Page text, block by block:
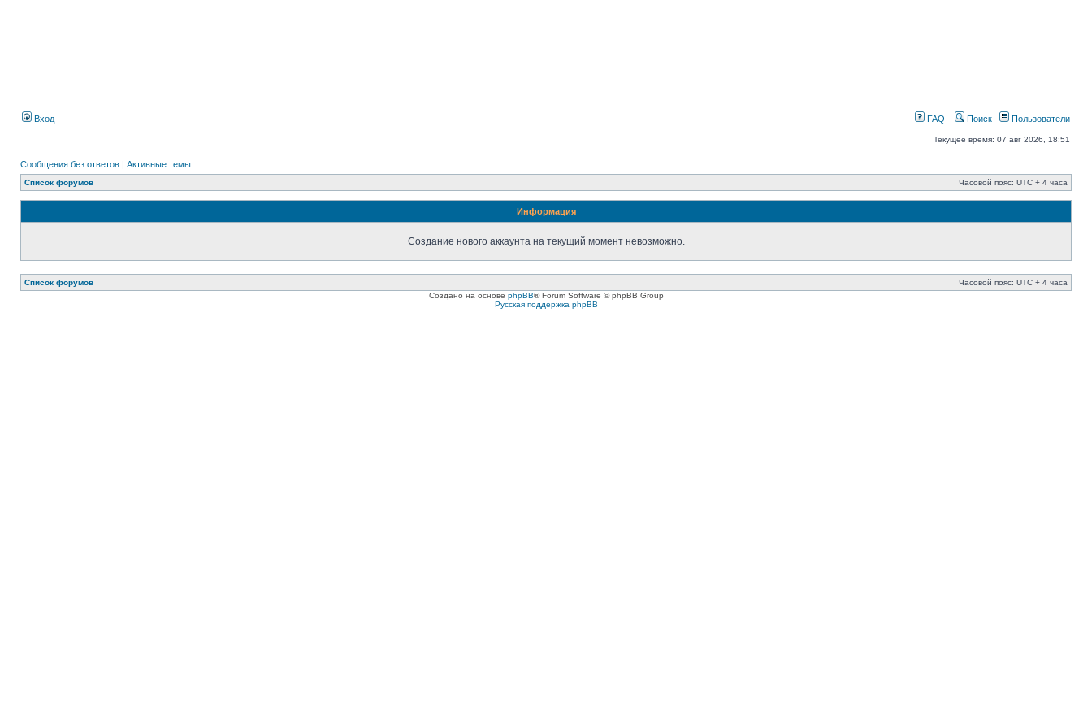
Вход FAQ Поиск Пользователи
Текущее время: 07 авг 2026, 18:51
Сообщения без ответов | Активные темы
Список форумов Часовой пояс: UTC + 4 часа
Информация
Создание нового аккаунта на текущий момент невозможно.
Список форумов
Часовой пояс: UTC + 4 часа
Создано на основе phpBB® Forum Software © phpBB Group
Русская поддержка phpBB